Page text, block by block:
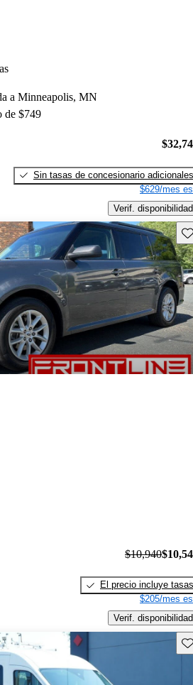
a Minneapolis, MN
de $749
Sin tasas de concesionario adicionales
$629/mes
Verif. disponibilidad
$10,940
El precio incluye tasas
$205/mes
Verif. disponibilidad